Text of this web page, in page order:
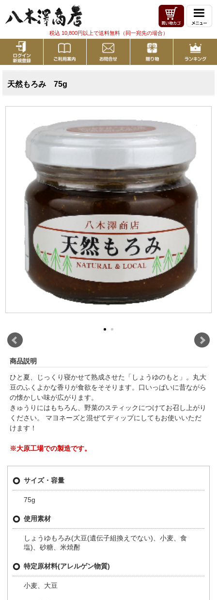
税込 10,800円以上で送料無料（同一宛先の場合）
天然もろみ 75g
商品説明
ひと夏、じっくり寝かせて熟成させた「しょうゆのもと」。丸大
豆のふくよかな香りが食欲をそそります。口いっぱいに昔ながら
の懐かしい味が広がります。
きゅうりにはもちろん、野菜のスティックにつけてお召し上がり
ください。 マヨネーズと混ぜてディップにしてもお使いいただ
けます！
※大原工場での製造です。
サイズ・容量
75g
使用素材
しょうゆもろみ(大豆(遺伝子組換えでない)、小麦、食
塩)、砂糖、米焼酎
特定原材料(アレルゲン物質)
小麦、大豆